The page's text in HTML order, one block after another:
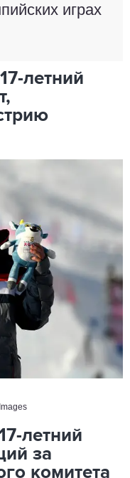
играх
летний
летний
за
комитета